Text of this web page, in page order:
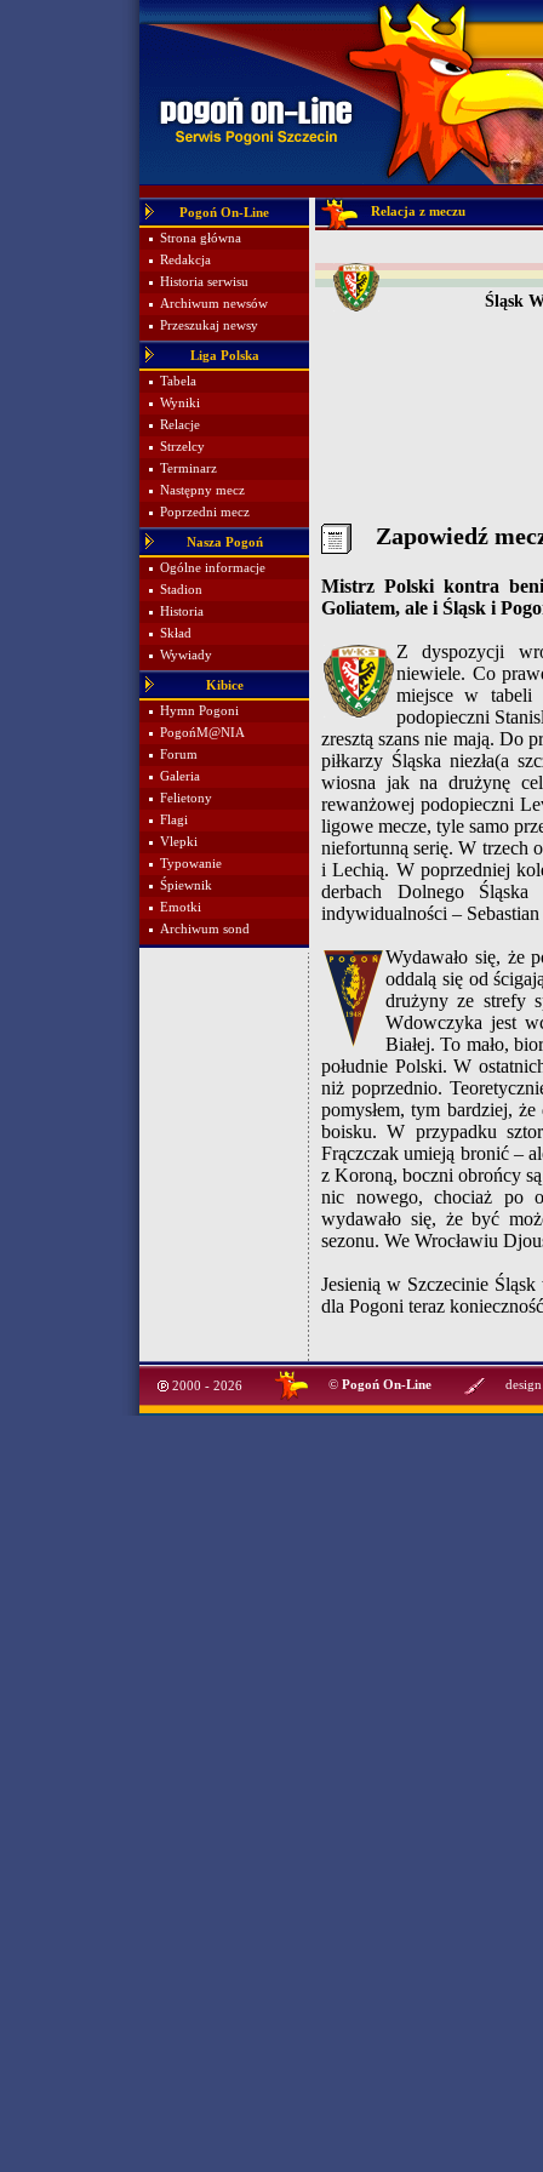
Pogoń On-Line
Strona główna
Redakcja
Historia serwisu
Archiwum newsów
Przeszukaj newsy
Liga Polska
Tabela
Wyniki
Relacje
Strzelcy
Terminarz
Następny mecz
Poprzedni mecz
Nasza Pogoń
Ogólne informacje
Stadion
Historia
Skład
Wywiady
Kibice
Hymn Pogoni
PogońM@NIA
Forum
Galeria
Felietony
Flagi
Vlepki
Typowanie
Śpiewnik
Emotki
Archiwum sond
Relacja z meczu
Śląsk
Zapowiedź
Mistrz Polski kontra
Goliatem, ale i Śląsk i
Z dyspozycji
niewiele. Co
miejsce w tabeli
podopieczni
zresztą szans nie mają. Do
piłkarzy Śląska niezła(a
wiosna jak na drużynę
rewanżowej podopieczni
ligowe mecze, tyle samo
niefortunną serię. W trzech
i Lechią. W poprzedniej
derbach Dolnego
indywidualności –
Wydawało się, że
oddalą się od
drużyny ze strefy
Wdowczyka jest
Białej. To mało,
południe Polski. W
niż poprzednio.
pomysłem, tym bardziej,
boisku. W przypadku
Frączczak umieją bronić –
z Koroną, boczni obrońcy
nic nowego, chociaż po
wydawało się, że być
sezonu. We Wrocławiu
Jesienią w Szczecinie
dla Pogoni teraz
2000 - 2026 © Pogoń On-Line